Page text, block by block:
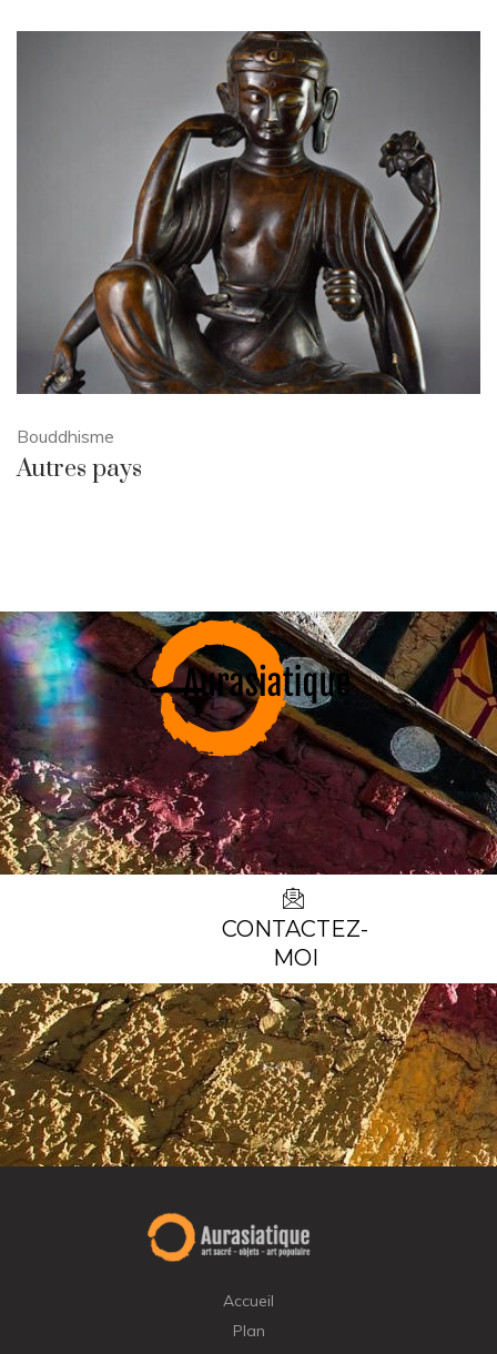
Bouddhisme
Autres pays
CONTACTEZ-
MOI
Accueil
Plan